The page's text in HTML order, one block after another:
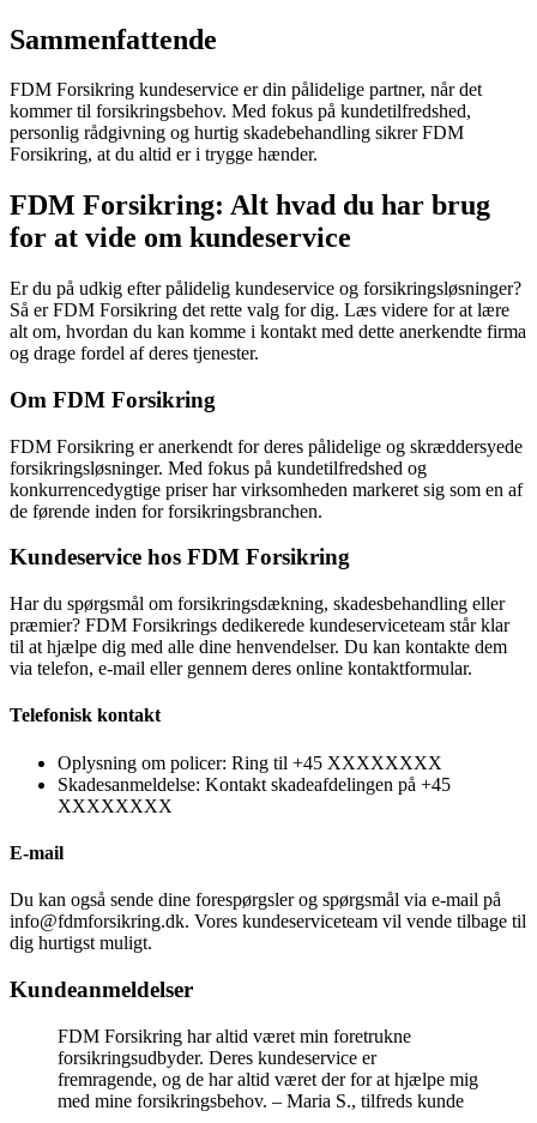
Sammenfattende
FDM Forsikring kundeservice er din pålidelige partner, når det
kommer til forsikringsbehov. Med fokus på kundetilfredshed,
personlig rådgivning og hurtig skadebehandling sikrer FDM
Forsikring, at du altid er i trygge hænder.
FDM Forsikring: Alt hvad du har brug
for at vide om kundeservice
Er du på udkig efter pålidelig kundeservice og forsikringsløsninger?
Så er FDM Forsikring det rette valg for dig. Læs videre for at lære
alt om, hvordan du kan komme i kontakt med dette anerkendte firma
og drage fordel af deres tjenester.
Om FDM Forsikring
FDM Forsikring er anerkendt for deres pålidelige og skræddersyede
forsikringsløsninger. Med fokus på kundetilfredshed og
konkurrencedygtige priser har virksomheden markeret sig som en af
de førende inden for forsikringsbranchen.
Kundeservice hos FDM Forsikring
Har du spørgsmål om forsikringsdækning, skadesbehandling eller
præmier? FDM Forsikrings dedikerede kundeserviceteam står klar
til at hjælpe dig med alle dine henvendelser. Du kan kontakte dem
via telefon, e-mail eller gennem deres online kontaktformular.
Telefonisk kontakt
Oplysning om policer: Ring til +45 XXXXXXXX
Skadesanmeldelse: Kontakt skadeafdelingen på +45
XXXXXXXX
E-mail
Du kan også sende dine forespørgsler og spørgsmål via e-mail på
info@fdmforsikring.dk. Vores kundeserviceteam vil vende tilbage til
dig hurtigst muligt.
Kundeanmeldelser
FDM Forsikring har altid været min foretrukne
forsikringsudbyder. Deres kundeservice er
fremragende, og de har altid været der for at hjælpe mig
med mine forsikringsbehov. – Maria S., tilfreds kunde